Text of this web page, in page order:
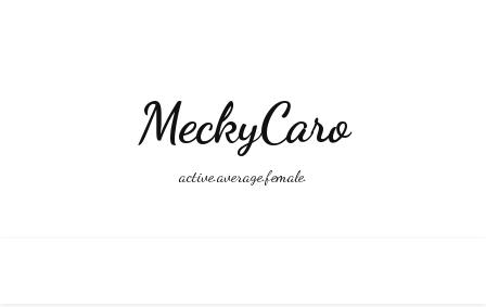
MeckyCaro
active.average.female.